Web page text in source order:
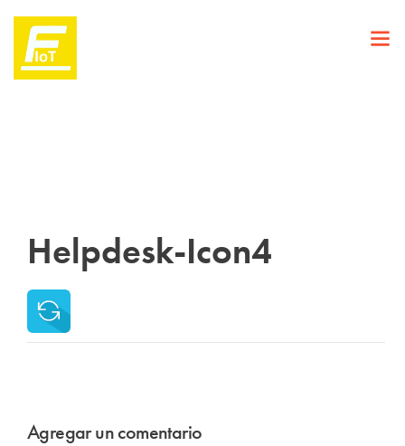
Helpdesk-Icon4
Agregar un comentario